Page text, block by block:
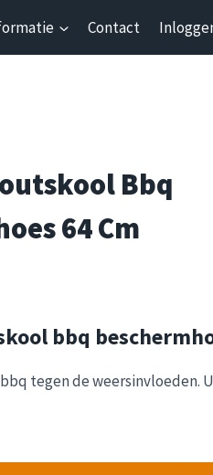
Contact
Bbq
64 Cm
bbq
tegen de weersinvloeden.